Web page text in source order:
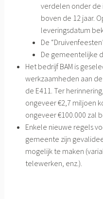
verdelen onder de
boven de 12 jaar.
leveringsdatum
De
De gemeentelijke
Het bedrijf BAM is
werkzaamheden aan
de E411. Ter
ongeveer €2,7 miljoen
ongeveer €100.000 zal
Enkele nieuwe regels
gemeente zijn
mogelijk te maken
telewerken, enz.).